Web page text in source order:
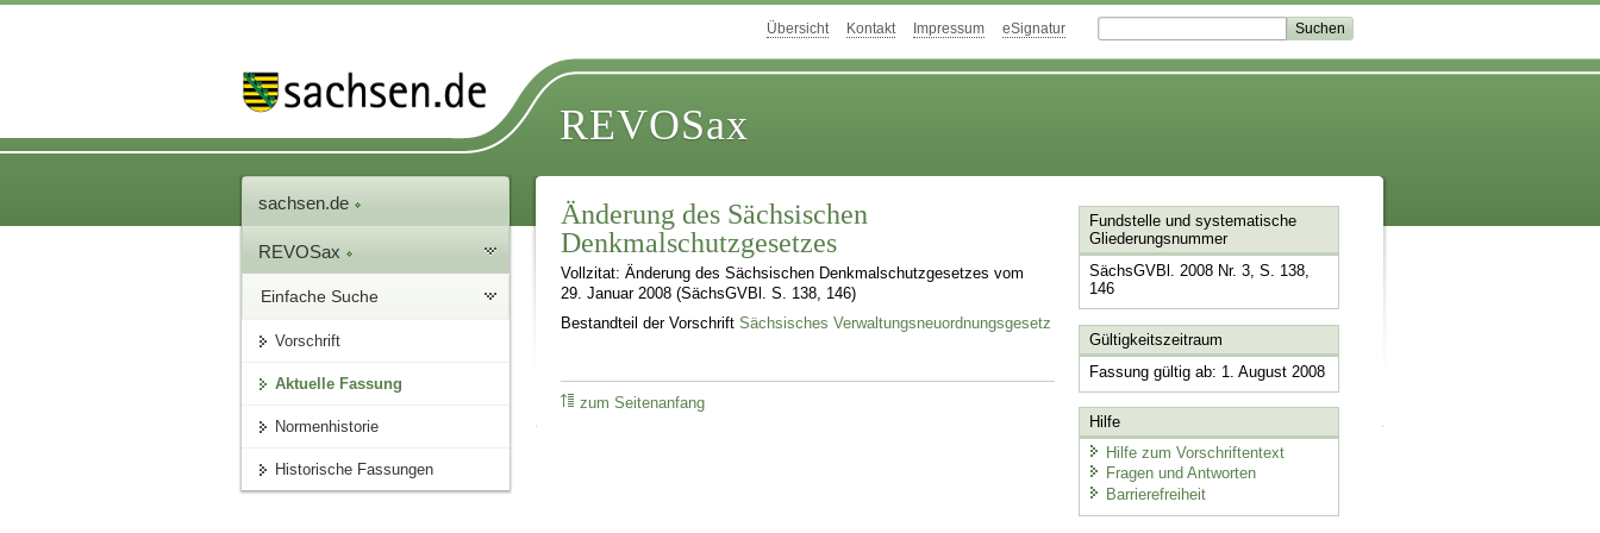
Übersicht Kontakt Impressum eSignatur
REVOSax
sachsen.de
REVOSax
Einfache Suche
Vorschrift
Aktuelle Fassung
Normenhistorie
Historische Fassungen
Änderung des Sächsischen
Denkmalschutzgesetzes
Vollzitat: Änderung des Sächsischen Denkmalschutzgesetzes vom
29. Januar 2008 (SächsGVBl. S. 138, 146)
Bestandteil der VorschriftSächsisches Verwaltungsneuordnungsgesetz
zum Seitenanfang
Fundstelle und systematische
Gliederungsnummer
SächsGVBl. 2008 Nr. 3, S. 138,
146
Gültigkeitszeitraum
Fassung gültig ab: 1. August 2008
Hilfe
Hilfe zum Vorschriftentext
Fragen und Antworten
Barrierefreiheit